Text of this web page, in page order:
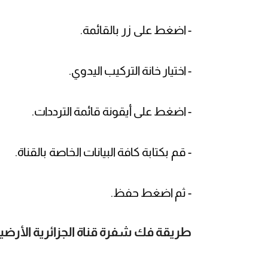
- اضغط على زر بالقائمة.
- اختيار خانة التركيب اليدوي.
- اضغط على أيقونة قائمة الترددات.
- قم بكتابة كافة البيانات الخاصة بالقناة.
- ثم اضغط حفظ.
طريقة فك شفرة قناة الجزائرية